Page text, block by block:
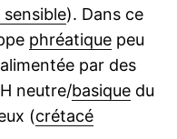
sensible). Dans ce
phréatiquepeu
par des
neutre/basiquedu
(crétacé